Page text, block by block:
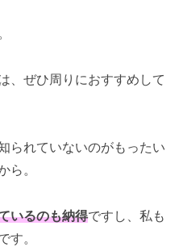
、ぜひ周りにおすすめして
られていないのがもったい
ら。
いるのも納得ですし、私も
す。